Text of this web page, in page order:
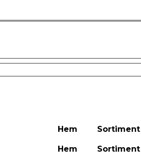
Hem Sortiment
Hem Sortiment